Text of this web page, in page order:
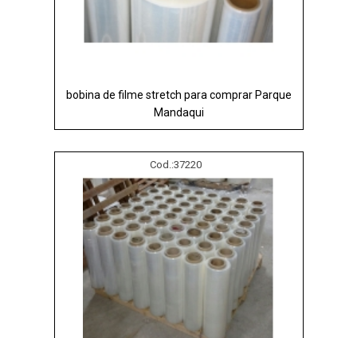
bobina de filme stretch para comprar Parque
Mandaqui
Cod.:37220